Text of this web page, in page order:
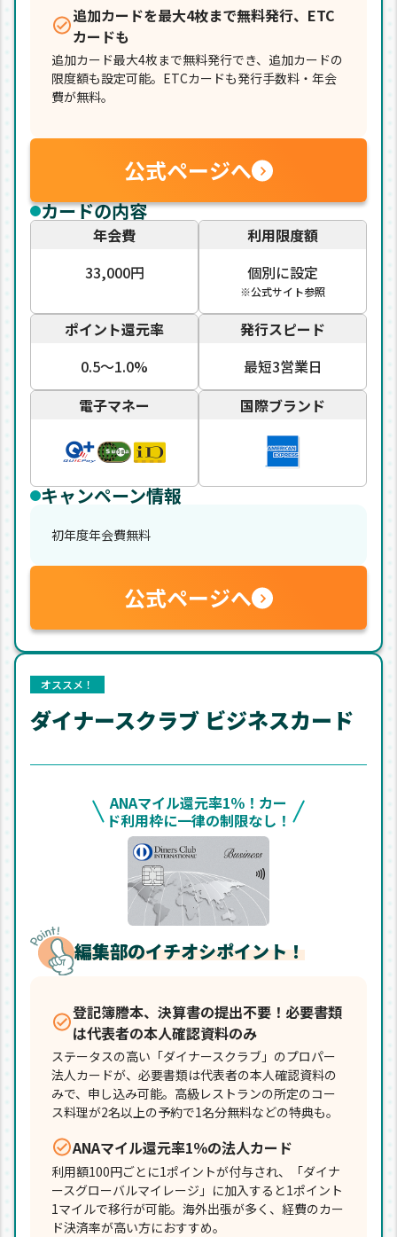
追加カードを最大4枚まで無料発行、ETC
カードも
追加カード最大4枚まで無料発行でき、追加カードの
限度額も設定可能。ETCカードも発行手数料・年会
費が無料。
公式ページへ
カードの内容
年会費
33,000円
利用限度額
個別に設定
※公式サイト参照
ポイント還元率
0.5〜1.0%
発行スピード
最短3営業日
電子マネー
国際ブランド
キャンペーン情報
初年度年会費無料
公式ページへ
オススメ！
ダイナースクラブ ビジネスカード
ANAマイル還元率1％！カー
ド利用枠に一律の制限なし！
編集部のイチオシポイント！
登記簿謄本、決算書の提出不要！必要書類
は代表者の本人確認資料のみ
ステータスの高い「ダイナースクラブ」のプロパー
法人カードが、必要書類は代表者の本人確認資料の
みで、申し込み可能。高級レストランの所定のコー
ス料理が2名以上の予約で1名分無料などの特典も。
ANAマイル還元率1％の法人カード
利用額100円ごとに1ポイントが付与され、「ダイナ
ースグローバルマイレージ」に加入すると1ポイント
1マイルで移行が可能。海外出張が多く、経費のカー
ド決済率が高い方におすすめ。